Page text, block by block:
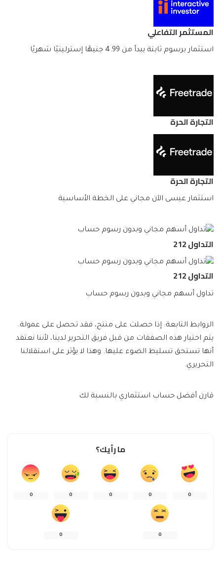
المستثمر التفاعلي
استثمار برسوم ثابتة يبدأ من 4.99 جنيهًا إسترلينيًا شهريًا
التجارة الحرة
التجارة الحرة
استثمار عيسى الآن مجاني على الخطة الأساسية
التداول 212
التداول 212
تداول أسهم مجاني وبدون رسوم حساب
الروابط التابعة: إذا حصلت على منتج، فقد تحصل على عمولة.
يتم اختيار هذه الصفقات من قبل فريق التحرير لدينا، لأننا نعتقد
أنها تستحق تسليط الضوء عليها. وهذا لا يؤثر على استقلالنا
التحريري.
قارن أفضل حساب استثماري بالنسبة لك
ما رأيك؟
0
0
0
0
0
0
0